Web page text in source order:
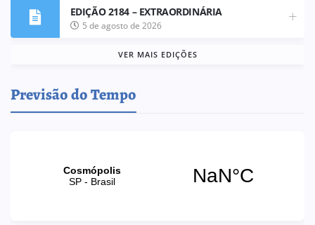
EDIÇÃO 2184 – EXTRAORDINÁRIA
5 de agosto de 2026
VER MAIS EDIÇÕES
Previsão do Tempo